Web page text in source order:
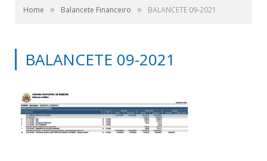
Home » Balancete Financeiro » BALANCETE 09-2021
BALANCETE 09-2021